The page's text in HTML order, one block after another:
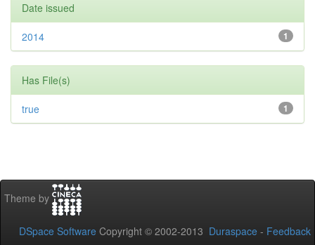
Date issued
1
2014
Has File(s)
1
true
Theme by
DSpace Software Copyright © 2002-2013 Duraspace - Feedback